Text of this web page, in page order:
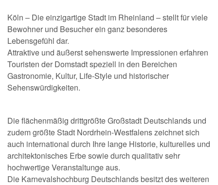
Köln – Die einzigartige Stadt im Rheinland – stellt für viele
Bewohner und Besucher ein ganz besonderes
Lebensgefühl dar.
Attraktive und äußerst sehenswerte Impressionen erfahren
Touristen der Domstadt speziell in den Bereichen
Gastronomie, Kultur, Life-Style und historischer
Sehenswürdigkeiten.
Die flächenmäßig drittgrößte Großstadt Deutschlands und
zudem größte Stadt Nordrhein-Westfalens zeichnet sich
auch international durch Ihre lange Historie, kulturelles und
architektonisches Erbe sowie durch qualitativ sehr
hochwertige Veranstaltunge aus.
Die Karnevalshochburg Deutschlands besitzt des weiteren